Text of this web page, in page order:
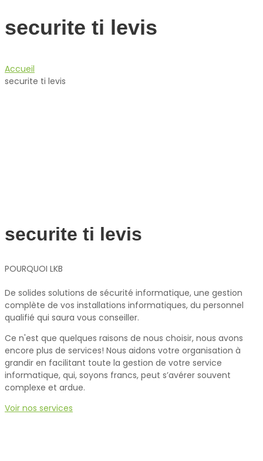
securite ti levis
Accueil
securite ti levis
securite ti levis
POURQUOI LKB
De solides solutions de sécurité informatique, une gestion
complète de vos installations informatiques, du personnel
qualifié qui saura vous conseiller.
Ce n'est que quelques raisons de nous choisir, nous avons
encore plus de services! Nous aidons votre organisation à
grandir en facilitant toute la gestion de votre service
informatique, qui, soyons francs, peut s’avérer souvent
complexe et ardue.
Voir nos services